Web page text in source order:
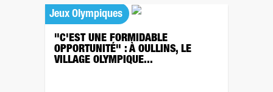
Jeux Olympiques
"C'EST UNE FORMIDABLE
OPPORTUNITÉ" : À OULLINS, LE
VILLAGE OLYMPIQUE...